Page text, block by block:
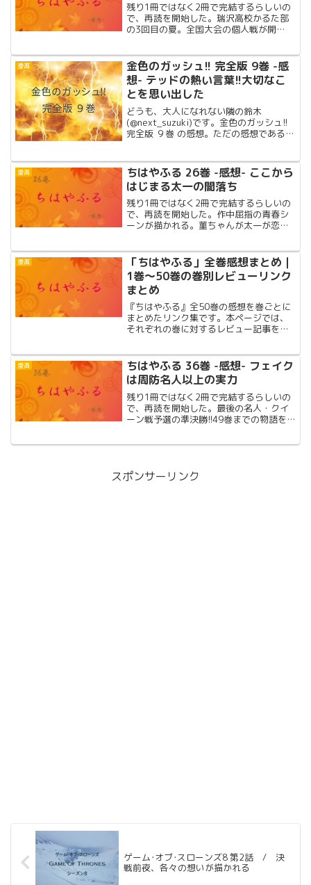
残り1冊ではなく2冊で完結するらしいの
で、再読を開始した。瑞沢高校かるた部
の3回目の夏。全国大会の個人戦が開
漫画
金色のガッシュ!! 完全版 9巻 -感
想- テッドの熱い言葉!!大切なこ
とを思い出した
どうも、大人になれない隣の鈴木
(@next_suzuki)です。金色のガッシュ!!
完全版 ９巻 の感想。ただの感想である。
でます。テッドヤンキーキャラ登場！戦
闘に...
漫画
ちはやふる 26巻 -感想- ここから
はじまる太一の闇落ち
残り1冊ではなく2冊で完結するらしいの
で、再読を開始した。作中屈指の青春シ
ーンが描かれる。菫ちゃんが太一が恋を
漫画
「ちはやふる」全巻感想まとめ｜
1巻〜50巻の巻別レビューリンク
まとめ
『ちはやふる』全50巻の感想を巻ごとに
まとめたリンク集です。本ページでは、
それぞれの巻に対するレビュー記事を一
おすすめです。
漫画
ちはやふる 36巻 -感想- フェイク
は周防名人以上の実力
残り1冊ではなく2冊で完結するらしいの
で、再読を開始した。最後の名人・クイ
ーン戦予選の準決勝!!49巻までの物語を
スポンサーリンク
ゲーム･オブ･スローンズ8 第2話 / 決
戦前夜、各々の想いが描かれる